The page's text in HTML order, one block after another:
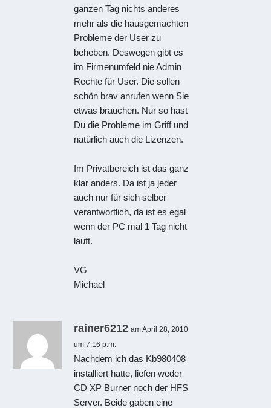
ganzen Tag nichts anderes
mehr als die hausgemachten
Probleme der User zu
beheben. Deswegen gibt es
im Firmenumfeld nie Admin
Rechte für User. Die sollen
schön brav anrufen wenn Sie
etwas brauchen. Nur so hast
Du die Probleme im Griff und
natürlich auch die Lizenzen.
Im Privatbereich ist das ganz
klar anders. Da ist ja jeder
auch nur für sich selber
verantwortlich, da ist es egal
wenn der PC mal 1 Tag nicht
läuft.
VG
Michael
rainer6212 am April 28, 2010
um 7:16 p.m.
Nachdem ich das Kb980408
installiert hatte, liefen weder
CD XP Burner noch der HFS
Server. Beide gaben eine